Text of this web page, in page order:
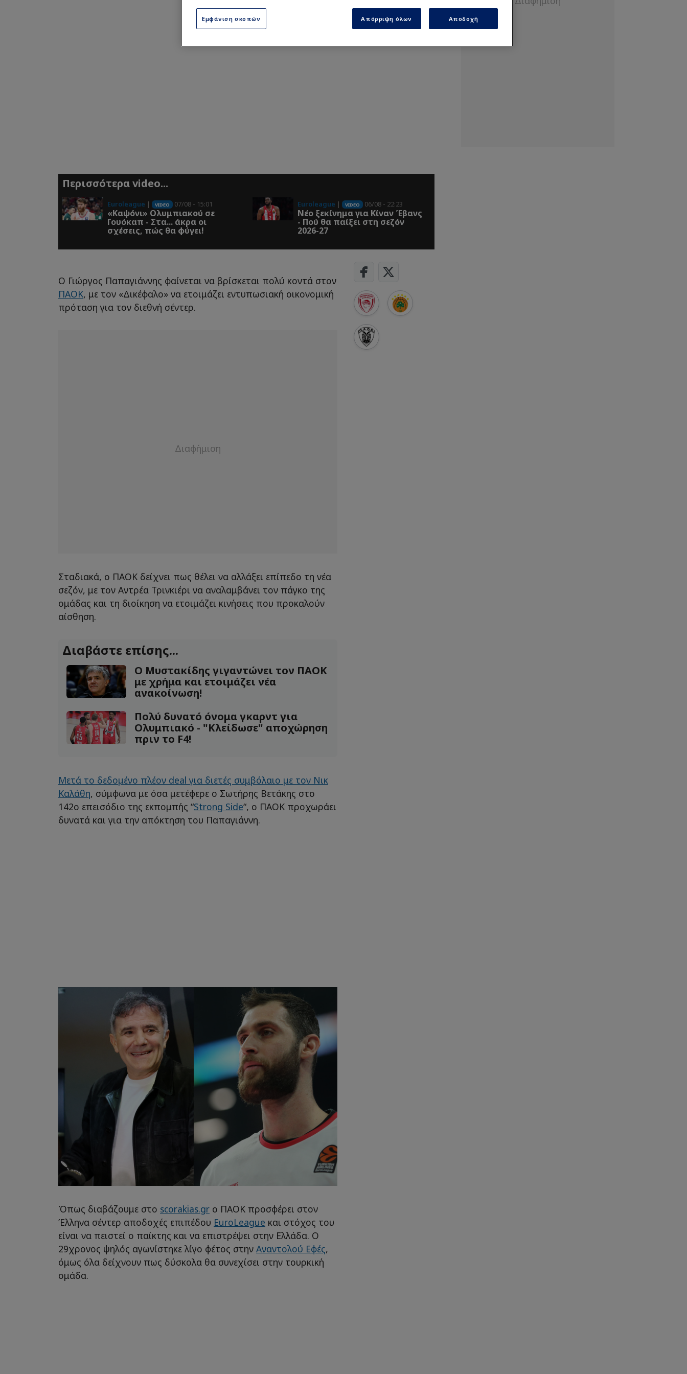
Περισσότερα video...
Euroleague | VIDEO 07/08 - 15:01
«Καψόνι» Ολυμπιακού σε
Γουόκαπ - Στα... άκρα οι
σχέσεις, πώς θα φύγει!
Euroleague | VIDEO 06/08 - 22:23
Νέο ξεκίνημα για Κίναν Έβανς
- Πού θα παίξει στη σεζόν
2026-27
Ο Γιώργος Παπαγιάννης φαίνεται να βρίσκεται πολύ κοντά στον
ΠΑΟΚ, με τον «Δικέφαλο» να ετοιμάζει εντυπωσιακή οικονομική
πρόταση για τον διεθνή σέντερ.
Σταδιακά, ο ΠΑΟΚ δείχνει πως θέλει να αλλάξει επίπεδο τη νέα
σεζόν, με τον Αντρέα Τρινκιέρι να αναλαμβάνει τον πάγκο της
ομάδας και τη διοίκηση να ετοιμάζει κινήσεις που προκαλούν
αίσθηση.
Διαβάστε επίσης...
Ο Μυστακίδης γιγαντώνει τον ΠΑΟΚ
με χρήμα και ετοιμάζει νέα
ανακοίνωση!
Πολύ δυνατό όνομα γκαρντ για
Ολυμπιακό - "Κλείδωσε" αποχώρηση
πριν το F4!
Μετά το δεδομένο πλέον deal για διετές συμβόλαιο με τον Νικ
Καλάθη, σύμφωνα με όσα μετέφερε ο Σωτήρης Βετάκης στο
142ο επεισόδιο της εκπομπής “Strong Side“, ο ΠΑΟΚ προχωράει
δυνατά και για την απόκτηση του Παπαγιάννη.
Όπως διαβάζουμε στο scorakias.gr ο ΠΑΟΚ προσφέρει στον
Έλληνα σέντερ αποδοχές επιπέδου EuroLeague και στόχος του
είναι να πειστεί ο παίκτης και να επιστρέψει στην Ελλάδα. Ο
29χρονος ψηλός αγωνίστηκε λίγο φέτος στην Αναντολού Εφές,
όμως όλα δείχνουν πως δύσκολα θα συνεχίσει στην τουρκική
ομάδα.
Εμφάνιση σκοπών Απόρριψη όλων Αποδοχή